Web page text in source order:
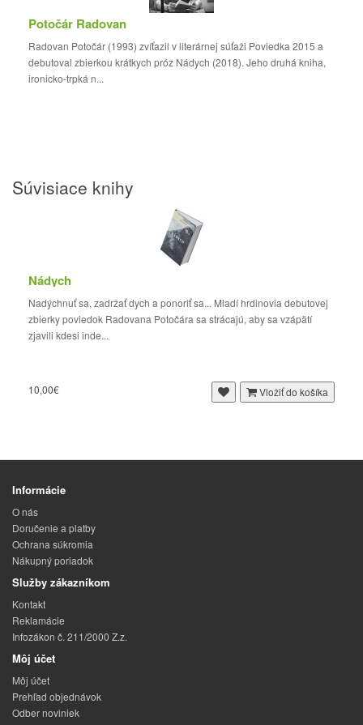
Potočár Radovan
Radovan Potočár (1993) zvíťazil v literárnej súťaži Poviedka 2015 a
debutoval zbierkou krátkych próz Nádych (2018). Jeho druhá kniha,
ironicko-trpká n...
Súvisiace knihy
Nádych
Nadýchnuť sa, zadržať dych a ponoriť sa... Mladí hrdinovia debutovej
zbierky poviedok Radovana Potočára sa strácajú, aby sa vzápätí
zjavili kdesi inde...
10,00€ Vložiť do košíka
Informácie
O nás
Doručenie a platby
Ochrana súkromia
Nákupný poriadok
Služby zákazníkom
Kontakt
Reklamácie
Infozákon č. 211/2000 Z.z.
Môj účet
Môj účet
Prehľad objednávok
Odber noviniek